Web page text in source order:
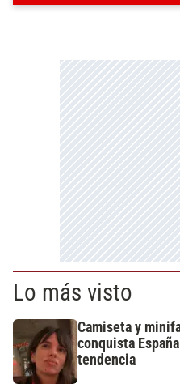
Lo más visto
Camiseta y
conquista
tendencia